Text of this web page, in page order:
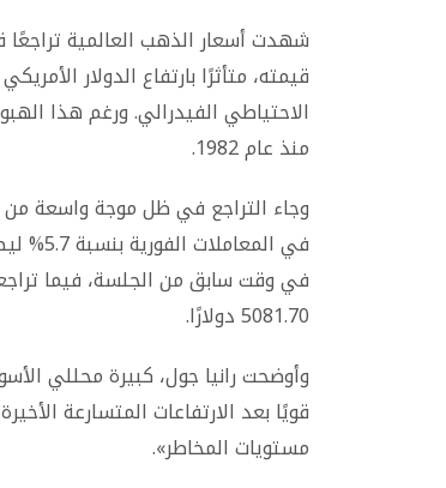
قيمته، متأثرًا بارتفاع الدولار
الاحتياطي الفيدرالي. ورغم هذا
منذ عام 1982.
وجاء التراجع في ظل موجة واسعة
5081.70 دولارًا.
وأوضحت رانيا جول، كبيرة محللي
قويًا بعد الارتفاعات المتسارعة
مستويات المخاطر».